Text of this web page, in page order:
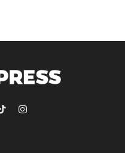
TikTokInstagram